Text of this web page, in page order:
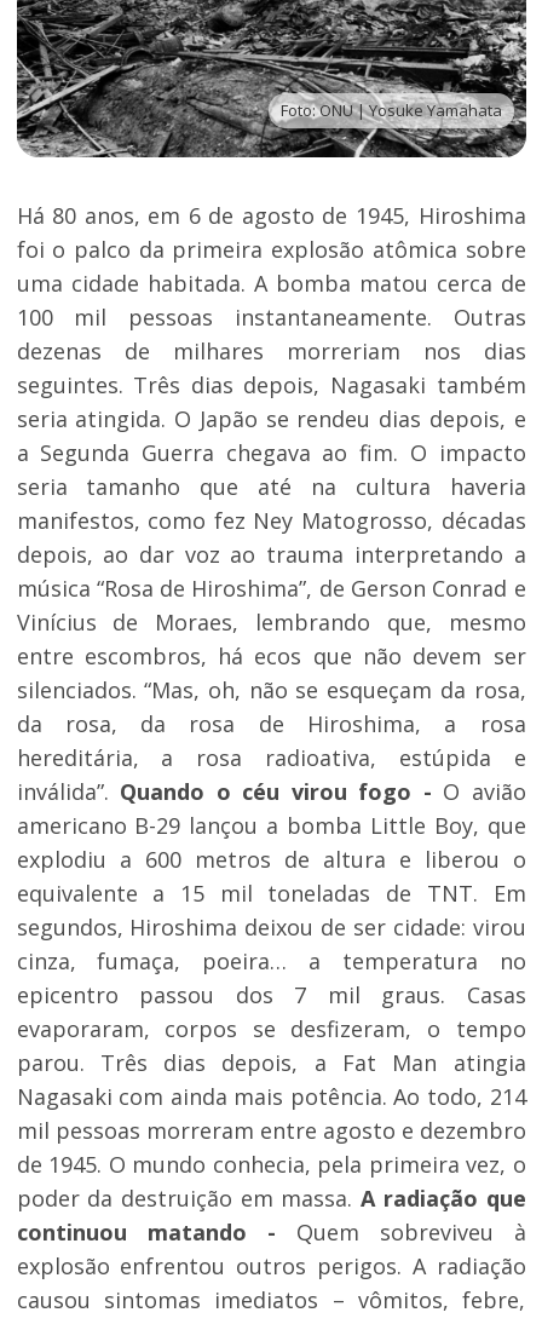
Foto: ONU | Yosuke Yamahata
Há 80 anos, em 6 de agosto de 1945, Hiroshima
foi o palco da primeira explosão atômica sobre
uma cidade habitada. A bomba matou cerca de
100 mil pessoas instantaneamente. Outras
dezenas de milhares morreriam nos dias
seguintes. Três dias depois, Nagasaki também
seria atingida. O Japão se rendeu dias depois, e
a Segunda Guerra chegava ao fim. O impacto
seria tamanho que até na cultura haveria
manifestos, como fez Ney Matogrosso, décadas
depois, ao dar voz ao trauma interpretando a
música “Rosa de Hiroshima”, de Gerson Conrad e
Vinícius de Moraes, lembrando que, mesmo
entre escombros, há ecos que não devem ser
silenciados. “Mas, oh, não se esqueçam da rosa,
da rosa, da rosa de Hiroshima, a rosa
hereditária, a rosa radioativa, estúpida e
inválida”. Quando o céu virou fogo - O avião
americano B-29 lançou a bomba Little Boy, que
explodiu a 600 metros de altura e liberou o
equivalente a 15 mil toneladas de TNT. Em
segundos, Hiroshima deixou de ser cidade: virou
cinza, fumaça, poeira… a temperatura no
epicentro passou dos 7 mil graus. Casas
evaporaram, corpos se desfizeram, o tempo
parou. Três dias depois, a Fat Man atingia
Nagasaki com ainda mais potência. Ao todo, 214
mil pessoas morreram entre agosto e dezembro
de 1945. O mundo conhecia, pela primeira vez, o
poder da destruição em massa.A radiação que
continuou matando - Quem sobreviveu à
explosão enfrentou outros perigos. A radiação
causou sintomas imediatos – vômitos, febre,